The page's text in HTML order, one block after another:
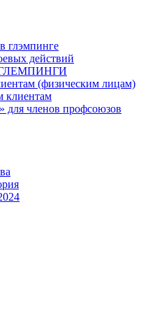
глэмпинге
действий
ГЛЕМПИНГИ
(физическим лицам)
клиентам
для членов профсоюзов